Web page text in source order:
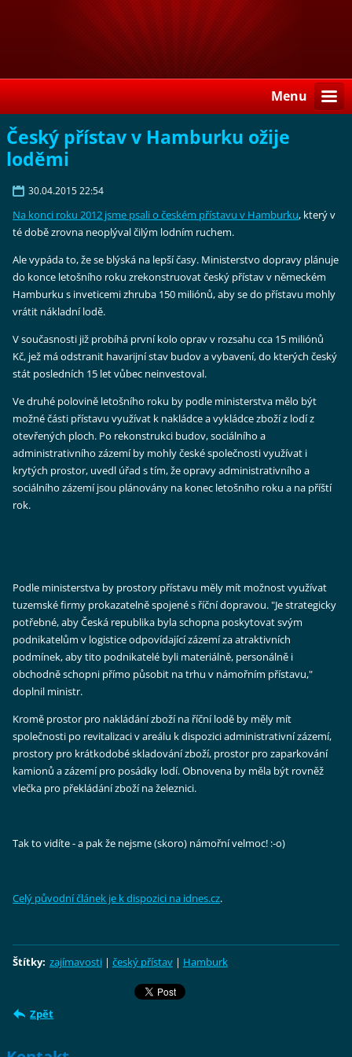
Menu
Český přístav v Hamburku ožije
loděmi
30.04.2015 22:54
Na konci roku 2012 jsme psali o českém přístavu v Hamburku, který v
té době zrovna neoplýval čilým lodním ruchem.
Ale vypáda to, že se blýská na lepší časy. Ministerstvo dopravy plánuje
do konce letošního roku zrekonstruovat český přístav v německém
Hamburku s inveticemi zhruba 150 miliónů, aby se do přístavu mohly
vrátit nákladní lodě.
V současnosti již probíhá první kolo oprav v rozsahu cca 15 miliónů
Kč, jež má odstranit havarijní stav budov a vybavení, do kterých český
stát posledních 15 let vůbec neinvestoval.
Ve druhé polovině letošního roku by podle ministerstva mělo být
možné části přístavu využívat k nakládce a vykládce zboží z lodí z
otevřených ploch. Po rekonstrukci budov, sociálního a
administrativního zázemí by mohly české společnosti využívat i
krytých prostor, uvedl úřad s tím, že opravy administrativního a
sociálního zázemí jsou plánovány na konec letošního roku a na příští
rok.
Podle ministerstva by prostory přístavu měly mít možnost využívat
tuzemské firmy prokazatelně spojené s říční dopravou. "Je strategicky
potřebné, aby Česká republika byla schopna poskytovat svým
podnikatelům v logistice odpovídající zázemí za atraktivních
podmínek, aby tito podnikatelé byli materiálně, personálně i
obchodně schopni přímo působit na trhu v námořním přístavu,"
doplnil ministr.
Kromě prostor pro nakládání zboží na říční lodě by měly mít
společnosti po revitalizaci v areálu k dispozici administrativní zázemí,
prostory pro krátkodobé skladování zboží, prostor pro zaparkování
kamionů a zázemí pro posádky lodí. Obnovena by měla být rovněž
vlečka pro překládání zboží na železnici.
Tak to vidíte - a pak že nejsme (skoro) námořní velmoc! :-o)
Celý původní článek je k dispozici na idnes.cz.
Štítky: zajímavosti | český přístav | Hamburk
Zpět